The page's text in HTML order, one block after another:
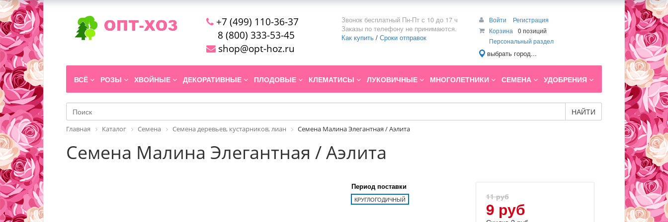
+7 (499) 110-36-37
8 (800) 333-53-45
shop@opt-hoz.ru
Звонок бесплатный Пн-Пт с 10 до 17 ч
Заказы по телефону не принимаются.
Как купить / Сроки отправок
Войти
Регистрация
Корзина
0 позиций
Персональный раздел
выбрать город...
ВСЁ РОЗЫ ХВОЙНЫЕ ДЕКОРАТИВНЫЕ ПЛОДОВЫЕ КЛЕМАТИСЫ ЛУКОВИЧНЫЕ МНОГОЛЕТНИКИ СЕМЕНА УДОБРЕНИЯ
НАЙТИ
Главная Каталог Семена Семена деревьев, кустарников, лиан Семена Малина Элегантная / Аэлита
Семена Малина Элегантная / Аэлита
Период поставки
КРУГЛОГОДИЧНЫЙ 11 руб
9 руб